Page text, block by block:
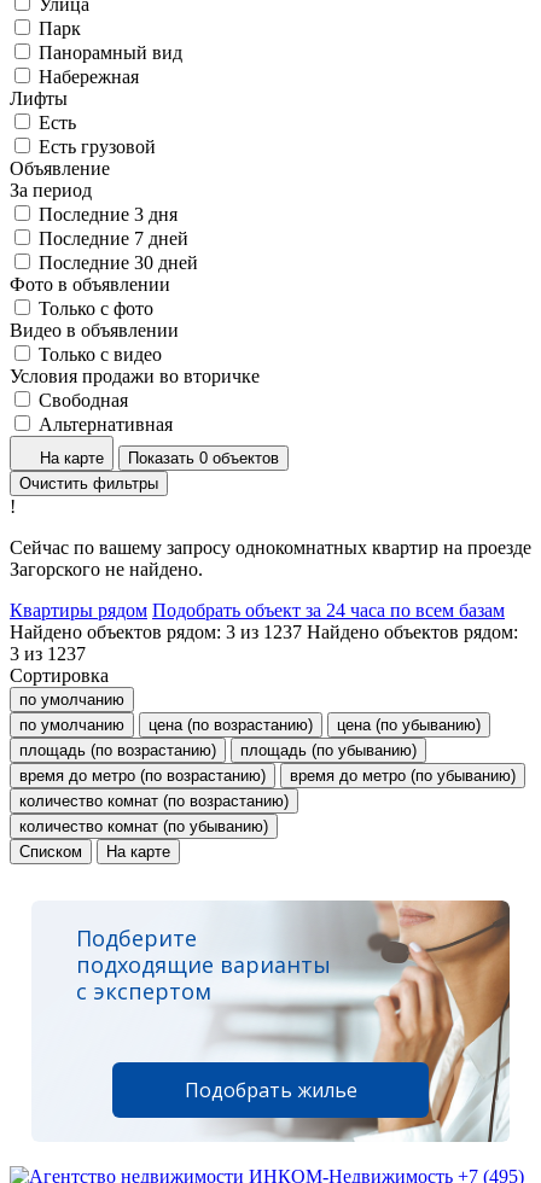
Парк
Панорамный вид
Набережная
Лифты
Есть
Есть грузовой
Объявление
За период
Последние 3 дня
Последние 7 дней
Последние 30 дней
Фото в объявлении
Только с фото
Видео в объявлении
Только с видео
Условия продажи во вторичке
Свободная
Альтернативная
На карте
Показать 0 объектов
Очистить фильтры
!
Сейчас по вашему запросу однокомнатных квартир на проезде
Загорского не найдено.
Квартиры рядом Подобрать объект за 24 часа по всем базам
Найдено объектов рядом: 3 из 1237 Найдено объектов рядом:
3 из 1237
Сортировка
по умолчанию
по умолчанию
цена (по возрастанию)
цена (по убыванию)
площадь (по возрастанию)
площадь (по убыванию)
время до метро (по возрастанию)
время до метро (по убыванию)
количество комнат (по возрастанию)
количество комнат (по убыванию)
Списком
На карте
Подберите
подходящие варианты
с экспертом
Подобрать жилье
+7 (495)